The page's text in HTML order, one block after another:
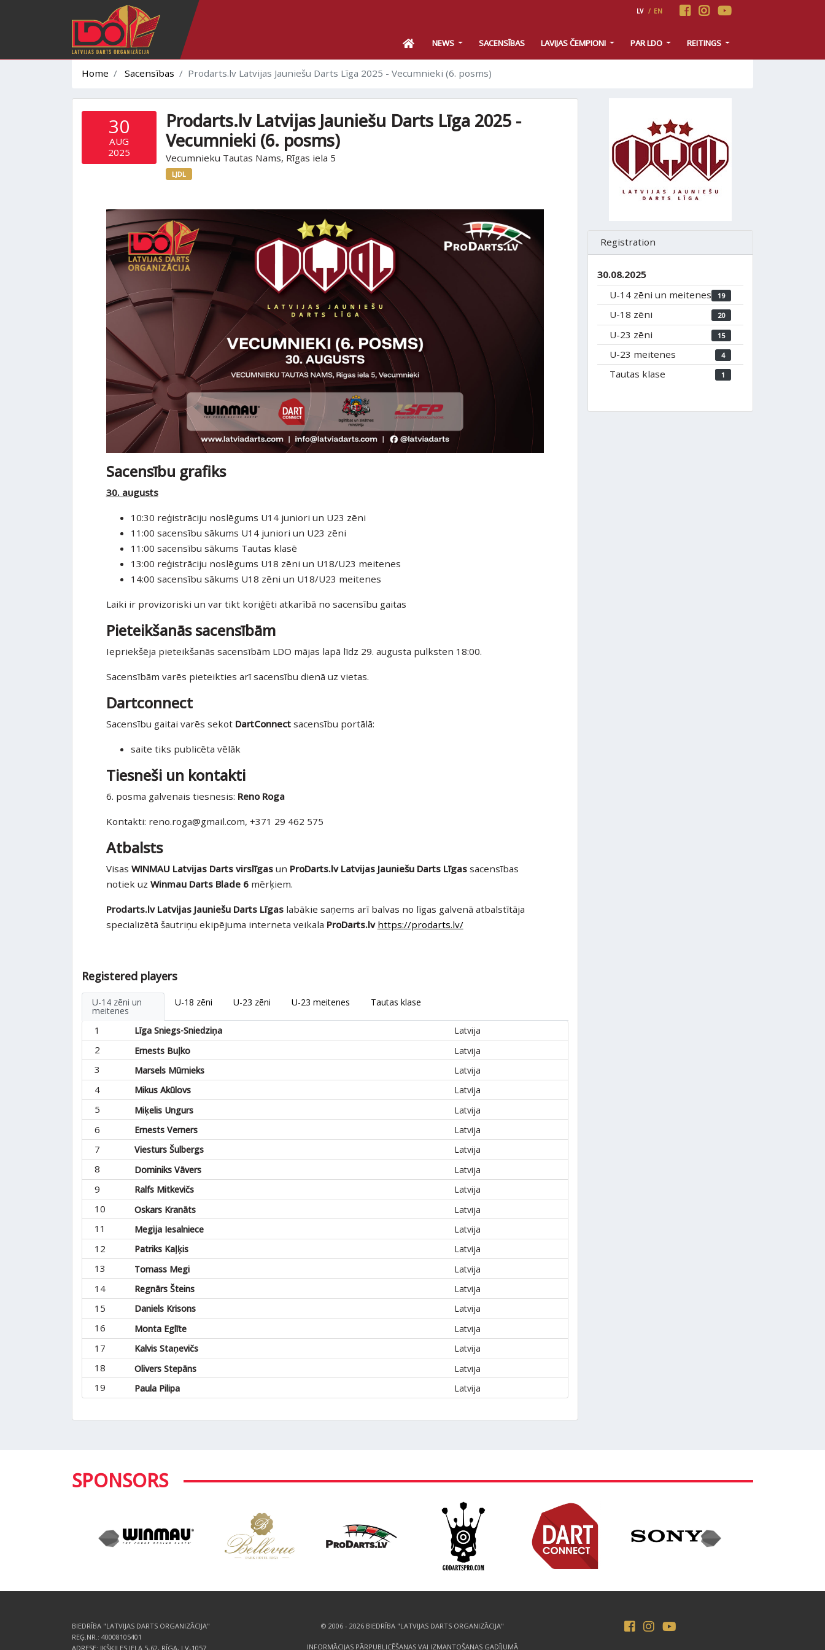
LV / EN
NEWS SACENSĪBAS LAVIJAS ČEMPIONI PAR LDO REITINGS
Home Sacensības Prodarts.lv Latvijas Jauniešu Darts Līga 2025 - Vecumnieki (6. posms)
30
AUG
2025
Prodarts.lv Latvijas Jauniešu Darts Līga 2025 -
Vecumnieki (6. posms)
Vecumnieku Tautas Nams, Rīgas iela 5
LJDL
Sacensību grafiks
30. augusts
10:30 reģistrāciju noslēgums U14 juniori un U23 zēni
11:00 sacensību sākums U14 juniori un U23 zēni
11:00 sacensību sākums Tautas klasē
13:00 reģistrāciju noslēgums U18 zēni un U18/U23 meitenes
14:00 sacensību sākums U18 zēni un U18/U23 meitenes
Laiki ir provizoriski un var tikt koriģēti atkarībā no sacensību gaitas
Pieteikšanās sacensībām
Iepriekšēja pieteikšanās sacensībām LDO mājas lapā līdz 29. augusta pulksten 18:00.
Sacensībām varēs pieteikties arī sacensību dienā uz vietas.
Dartconnect
Sacensību gaitai varēs sekot DartConnectsacensību portālā:
saite tiks publicēta vēlāk
Tiesneši un kontakti
6. posma galvenais tiesnesis: Reno Roga
Kontakti: reno.roga@gmail.com, +371 29 462 575
Atbalsts
Visas WINMAU Latvijas Darts virslīgasun ProDarts.lv Latvijas Jauniešu Darts Līgassacensības
notiek uz Winmau Darts Blade 6mērķiem.
Prodarts.lv Latvijas Jauniešu Darts Līgaslabākie saņems arī balvas no līgas galvenā atbalstītāja
specializētā šautriņu ekipējuma interneta veikala ProDarts.lv https://prodarts.lv/
Registered players
U-14 zēni un
meitenes
U-18 zēni U-23 zēni U-23 meitenes Tautas klase
1 Līga Sniegs-Sniedziņa Latvija
2 Ernests Buļko Latvija
3 Marsels Mūrnieks Latvija
4 Mikus Akūlovs Latvija
5 Miķelis Ungurs Latvija
6 Ernests Verners Latvija
7 Viesturs Šulbergs Latvija
8 Dominiks Vāvers Latvija
9 Ralfs Mitkevičs Latvija
10 Oskars Kranāts Latvija
11 Megija Iesalniece Latvija
12 Patriks Kaļķis Latvija
13 Tomass Megi Latvija
14 Regnārs Šteins Latvija
15 Daniels Krisons Latvija
16 Monta Eglīte Latvija
17 Kalvis Staņevičs Latvija
18 Olivers Stepāns Latvija
19 Paula Pilipa Latvija
Registration
30.08.2025
U-14 zēni un meitenes
19
U-18 zēni 20
U-23 zēni 15
U-23 meitenes 4
Tautas klase 1
SPONSORS
BIEDRĪBA "LATVIJAS DARTS ORGANIZĀCIJA"
REĢ.NR.: 40008105401
ADRESE: IKŠĶILES IELA 5-62, RĪGA, LV-1057
© 2006 - 2026 BIEDRĪBA "LATVIJAS DARTS ORGANIZĀCIJA"
INFORMĀCIJAS PĀRPUBLICĒŠANAS VAI IZMANTOŠANAS GADĪJUMĀ